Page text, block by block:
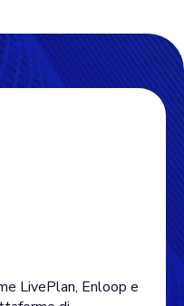
LivePlan, Enloop e